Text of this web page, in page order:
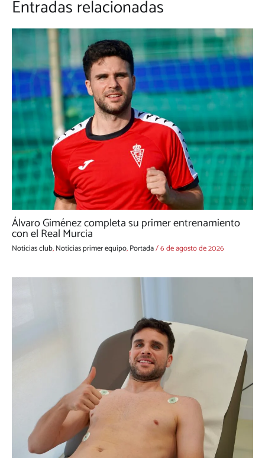
Entradas relacionadas
Álvaro Giménez completa su primer entrenamiento
con el Real Murcia
Noticias club,Noticias primer equipo,Portada/6 de agosto de 2026